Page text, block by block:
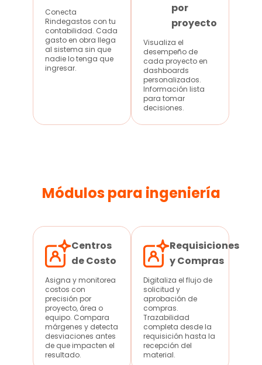
Conecta
Rindegastos con tu
contabilidad. Cada
gasto en obra llega
al sistema sin que
nadie lo tenga que
ingresar.
por
proyecto
Visualiza el
desempeño de
cada proyecto en
dashboards
personalizados.
Información lista
para tomar
decisiones.
Módulos para ingeniería
Centros
de Costo
Asigna y monitorea
costos con
precisión por
proyecto, área o
equipo. Compara
márgenes y detecta
desviaciones antes
de que impacten el
resultado.
Requisiciones
y Compras
Digitaliza el flujo de
solicitud y
aprobación de
compras.
Trazabilidad
completa desde la
requisición hasta la
recepción del
material.